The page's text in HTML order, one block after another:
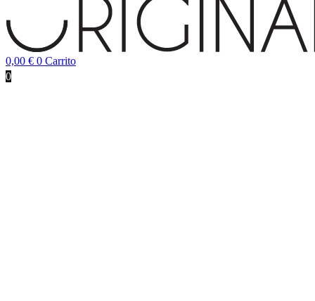
0,00 € 0 Carrito
0